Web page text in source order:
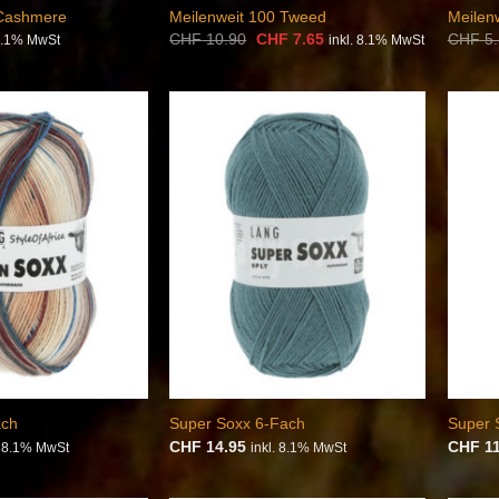
MwSt
Meilenweit 100 Tweed
CHF10.90 Ursprünglicher
CHF 7.65Aktueller
inkl. 8.1% MwSt
CHF
Auf die
Wunschliste
MwSt
Auf die
Wunschliste
Super Soxx 6-Fach
CHF 14.95 inkl. 8.1% MwSt
Super
CHF